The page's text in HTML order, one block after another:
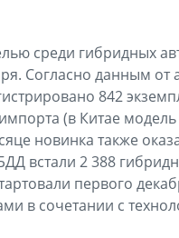
среди гибридных
Согласно данным от
842
(в Китае
новинка также
встали 2 388
первого
в сочетании с